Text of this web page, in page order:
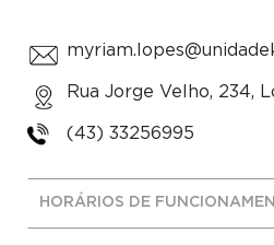
Rua Jorge Velho, 234,
(43) 33256995
HORÁRIOS DE